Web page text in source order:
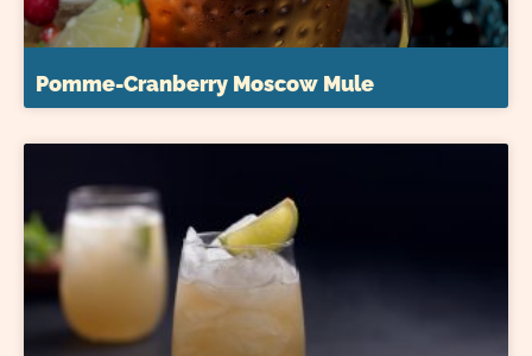
Pomme-Cranberry Moscow Mule